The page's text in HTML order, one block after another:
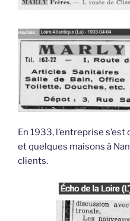
En 1933, l’entreprise
et quelques maisons à
clients.